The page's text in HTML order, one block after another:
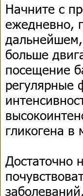
Начните с
ежедневно,
дальнейшем,
больше
посещение
регулярные
гликогена
Достаточно